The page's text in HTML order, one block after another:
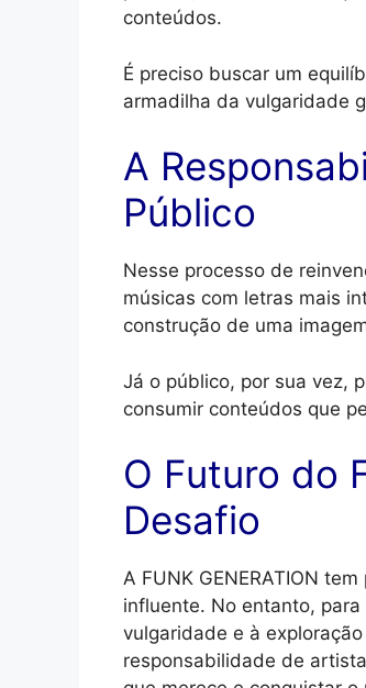
conteúdos.
É preciso buscar um
armadilha da vulgaridade
A
Público
Nesse processo de
músicas com letras mais
construção de uma
Já o público, por sua vez,
consumir conteúdos que
O Futuro do
Desafio
A FUNK GENERATION
influente. No entanto,
vulgaridade e à
responsabilidade de